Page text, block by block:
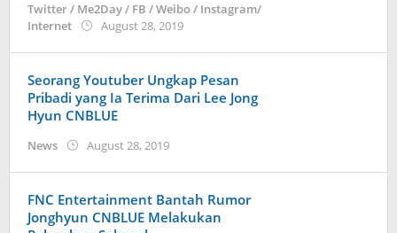
Twitter / Me2Day / FB / Weibo / Instagram/
Internet
August 28, 2019by
Seorang Youtuber Ungkap Pesan
Pribadi yang Ia Terima Dari Lee Jong
Hyun CNBLUE
News August 28, 2019by
FNC Entertainment Bantah Rumor
Jonghyun CNBLUE Melakukan